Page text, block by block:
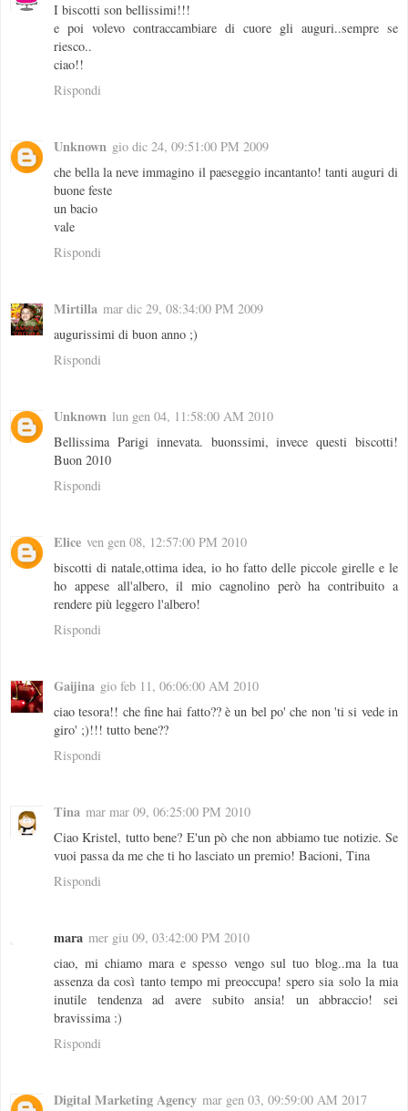
I biscotti son bellissimi!!!
e poi volevo contraccambiare di cuore gli auguri..sempre se
riesco..
ciao!!
Rispondi
Unknown gio dic 24, 09:51:00 PM 2009
che bella la neve immagino il paeseggio incantanto! tanti auguri di
buone feste
un bacio
vale
Rispondi
Mirtilla mar dic 29, 08:34:00 PM 2009
augurissimi di buon anno ;)
Rispondi
Unknown lun gen 04, 11:58:00 AM 2010
Bellissima Parigi innevata. buonssimi, invece questi biscotti!
Buon 2010
Rispondi
Elice ven gen 08, 12:57:00 PM 2010
biscotti di natale,ottima idea, io ho fatto delle piccole girelle e le
ho appese all'albero, il mio cagnolino però ha contribuito a
rendere più leggero l'albero!
Rispondi
Gaijina gio feb 11, 06:06:00 AM 2010
ciao tesora!! che fine hai fatto?? è un bel po' che non 'ti si vede in
giro' ;)!!! tutto bene??
Rispondi
Tina mar mar 09, 06:25:00 PM 2010
Ciao Kristel, tutto bene? E'un pò che non abbiamo tue notizie. Se
vuoi passa da me che ti ho lasciato un premio! Bacioni, Tina
Rispondi
mara mer giu 09, 03:42:00 PM 2010
ciao, mi chiamo mara e spesso vengo sul tuo blog..ma la tua
assenza da così tanto tempo mi preoccupa! spero sia solo la mia
inutile tendenza ad avere subito ansia! un abbraccio! sei
bravissima :)
Rispondi
Digital Marketing Agency mar gen 03, 09:59:00 AM 2017